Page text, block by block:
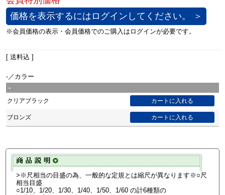
価格を表示するにはログインしてください。 ＞
[ 送料込 ]
-／カラー
-
クリアブラック
ブロンズ
>※尺相当の目盛の為、一般的な定規とは縮尺が異なります※○尺
相当目盛
○1/10、1/20、1/30、1/40、1/50、1/60 の計6種類の